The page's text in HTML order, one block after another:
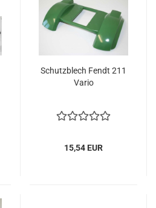
Schutzblech Fendt 211
Vario
15,54 EUR